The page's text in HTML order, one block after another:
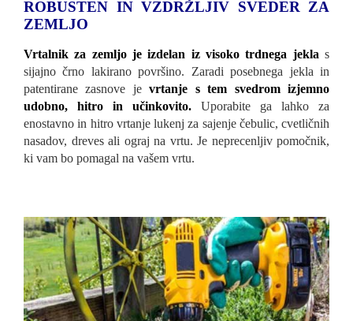
ROBUSTEN IN VZDRŽLJIV SVEDER ZA
ZEMLJO
Vrtalnik za zemljo je izdelan iz visoko trdnega jekla s
sijajno črno lakirano površino. Zaradi posebnega jekla in
patentirane zasnove jevrtanje s tem svedrom izjemno
udobno, hitro in učinkovito.
Uporabite ga lahko za
enostavno in hitro vrtanje lukenj za sajenje čebulic, cvetličnih
nasadov, dreves ali ograj na vrtu. Je neprecenljiv pomočnik,
ki vam bo pomagal na vašem vrtu.